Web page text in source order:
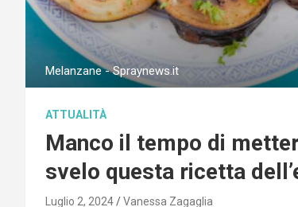
Melanzane - Spraynews.it
ATTUALITÀ
Manco il tempo di
svelo questa ricetta
Luglio 2, 2024 Vanessa Zagaglia